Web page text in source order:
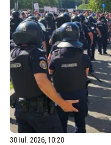
30 iul. 2026, 10:20